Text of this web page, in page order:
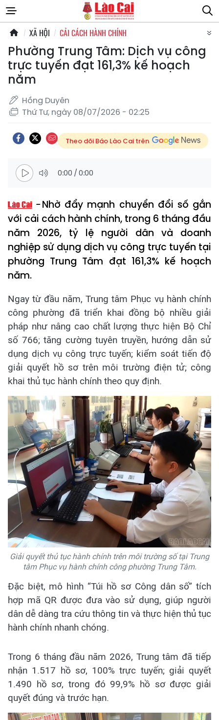
XÃ HỘI CẢI CÁCH HÀNH CHÍNH
Phường Trung Tâm: Dịch vụ công
trực tuyến đạt 161,3% kế hoạch
năm
Hồng Duyên
Thứ Tư, ngày 08/07/2026 - 02:25
Theo dõi Báo Lào Cai trên
0:00 /0:00
Nhờ đẩy mạnh chuyển đổi số gắn
với cải cách hành chính, trong 6 tháng đầu
năm 2026, tỷ lệ người dân và doanh
nghiệp sử dụng dịch vụ công trực tuyến tại
phường Trung Tâm đạt 161,3% kế hoạch
năm.
Ngay từ đầu năm, Trung tâm Phục vụ hành chính
công phường đã triển khai đồng bộ nhiều giải
pháp như nâng cao chất lượng thực hiện Bộ Chỉ
số 766; tăng cường tuyên truyền, hướng dẫn sử
dụng dịch vụ công trực tuyến; kiểm soát tiến độ
giải quyết hồ sơ trên môi trường điện tử; công
khai thủ tục hành chính theo quy định.
Giải quyết thủ tục hành chính trên môi trường số tại Trung
tâm Phục vụ hành chính công phường Trung Tâm.
Đặc biệt, mô hình “Túi hồ sơ Công dân số” tích
hợp mã QR được đưa vào sử dụng, giúp người
dân dễ dàng tra cứu thông tin và thực hiện thủ tục
hành chính nhanh chóng.
Trong 6 tháng đầu năm 2026, Trung tâm đã tiếp
nhận 1.517 hồ sơ, 100% trực tuyến; giải quyết
1.490 hồ sơ, trong đó 99,9% hồ sơ được giải
quyết đúng và trước hạn.